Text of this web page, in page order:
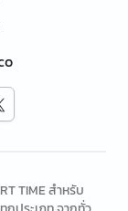
TIME สำหรับ